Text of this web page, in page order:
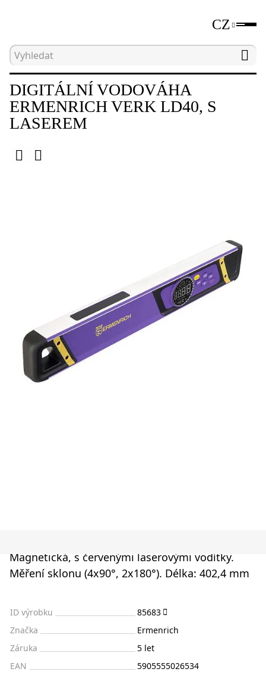
CZ
Hlavní strana Digitální vodováhy a
DIGITÁLNÍ VODOVÁHA
ERMENRICH VERK LD40, S
LASEREM
Magnetická, s červenými laserovými vodítky.
Měření sklonu (4x90°, 2x180°). Délka: 402,4 mm
ID výrobku
85683
Značka
Ermenrich
Záruka
5 let
EAN
5905555026534